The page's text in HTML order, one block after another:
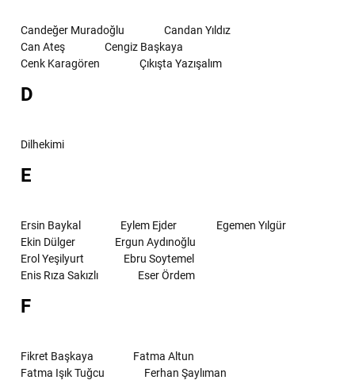
Candeğer Muradoğlu
Candan Yıldız
Can Ateş
Cengiz Başkaya
Cenk Karagören
Çıkışta Yazışalım
D
Dilhekimi
E
Ersin Baykal Eylem Ejder
Egemen Yılgür
Ekin Dülger
Ergun Aydınoğlu
Erol Yeşilyurt
Ebru Soytemel
Enis Rıza Sakızlı
Eser Ördem
F
Fikret Başkaya
Fatma Altun
Fatma Işık Tuğcu
Ferhan Şaylıman